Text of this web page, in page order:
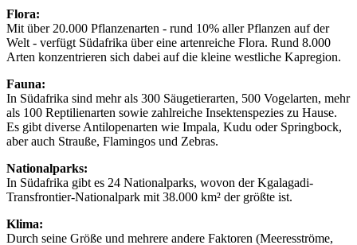
Flora:
Mit über 20.000 Pflanzenarten - rund 10% aller Pflanzen auf der
Welt - verfügt Südafrika über eine artenreiche Flora. Rund 8.000
Arten konzentrieren sich dabei auf die kleine westliche Kapregion.
Fauna:
In Südafrika sind mehr als 300 Säugetierarten, 500 Vogelarten, mehr
als 100 Reptilienarten sowie zahlreiche Insektenspezies zu Hause.
Es gibt diverse Antilopenarten wie Impala, Kudu oder Springbock,
aber auch Strauße, Flamingos und Zebras.
Nationalparks:
In Südafrika gibt es 24 Nationalparks, wovon der Kgalagadi-
Transfrontier-Nationalpark mit 38.000 km² der größte ist.
Klima:
Durch seine Größe und mehrere andere Faktoren (Meeresströme,